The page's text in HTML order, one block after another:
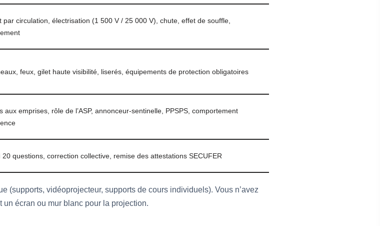
par circulation, électrisation (1 500 V / 25 000 V), chute, effet de souffle,
feux, gilet haute visibilité, liserés, équipements de protection obligatoires
aux emprises, rôle de l’ASP, annonceur-sentinelle, PPSPS, comportement
20 questions, correction collective, remise des attestations SECUFER
(supports, vidéoprojecteur, supports de cours individuels). Vous n’avez
écran ou mur blanc pour la projection.